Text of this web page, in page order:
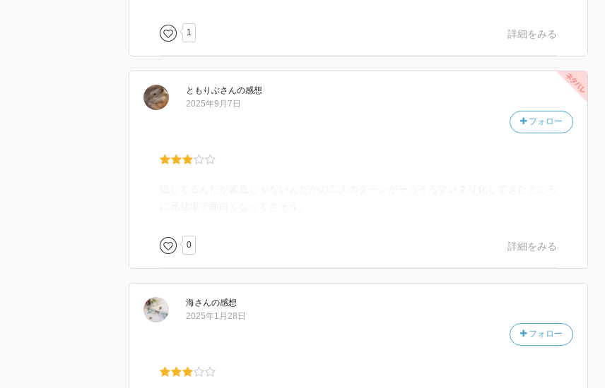
1 詳細をみる
ともりぶさんの感想
フォロー
2025年9月7日
0 詳細をみる
海さんの感想
フォロー
2025年1月28日